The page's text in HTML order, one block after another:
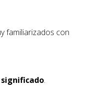
familiarizados con
.